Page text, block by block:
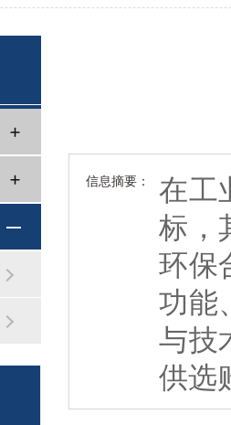
信息摘要：
在工
标，
环保
功能
与技
供选